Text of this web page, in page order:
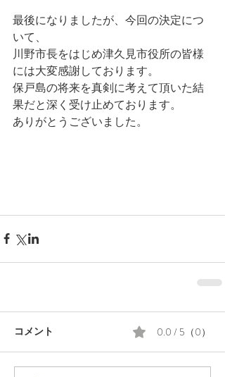
最後になりましたが、今回の決定につ
いて、
川野市長をはじめ津久見市役所の皆様
には大変感謝しております。
保戸島の将来を真剣に考えて頂いた結
果だと深く受け止めております。
ありがとうございました。
コメント 0.0 / 5（0）